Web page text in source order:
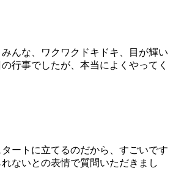
んな、ワクワクドキドキ、目が輝い
行事でしたが、本当によくやってく
ートに立てるのだから、すごいです
ないとの表情で質問いただきまし